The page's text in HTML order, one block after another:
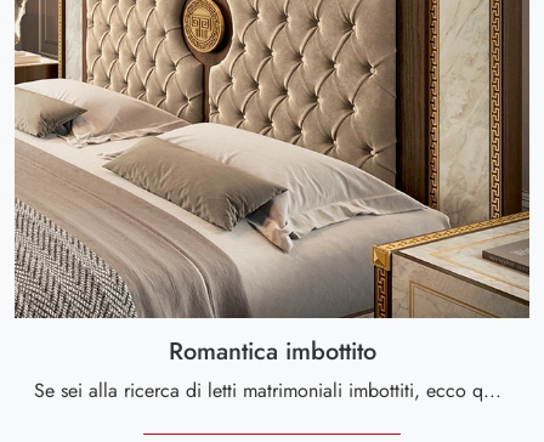
Romantica imbottito
Se sei alla ricerca di letti matrimoniali imbottiti, ecco qui il modello Romantica imbottito in tessuto per arricchire la zona notte.